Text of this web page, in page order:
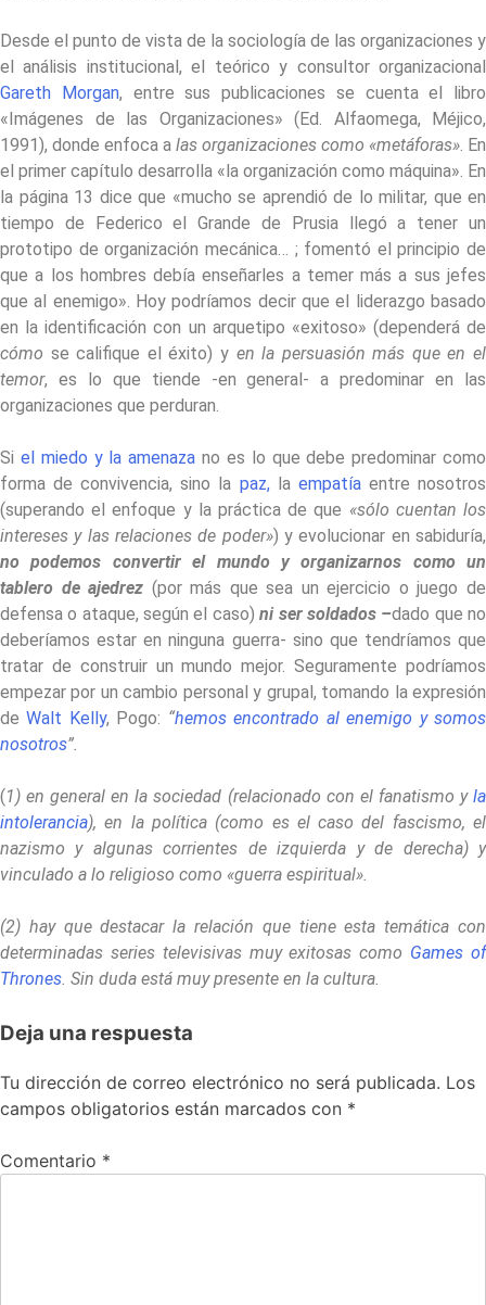
Desde el punto de vista de la sociología de las organizaciones y
el análisis institucional, el teórico y consultor organizacional
Gareth Morgan, entre sus publicaciones se cuenta el libro
«Imágenes de las Organizaciones» (Ed. Alfaomega, Méjico,
1991), donde enfoca a las organizaciones como «metáforas». En
el primer capítulo desarrolla «la organización como máquina». En
la página 13 dice que «mucho se aprendió de lo militar, que en
tiempo de Federico el Grande de Prusia llegó a tener un
prototipo de organización mecánica… ; fomentó el principio de
que a los hombres debía enseñarles a temer más a sus jefes
que al enemigo». Hoy podríamos decir que el liderazgo basado
en la identificación con un arquetipo «exitoso» (dependerá de
cómo se califique el éxito) y en la persuasión más que en el
temor, es lo que tiende -en general- a predominar en las
organizaciones que perduran.
Si el miedo y la amenaza no es lo que debe predominar como
forma de convivencia, sino la paz,la empatíaentre nosotros
(superando el enfoque y la práctica de que «sólo cuentan los
intereses y las relaciones de poder») y evolucionar en sabiduría,
no podemos convertir el mundo y organizarnos como un
tablero de ajedrez (por más que sea un ejercicio o juego de
defensa o ataque, según el caso) ni ser soldados –dado que no
deberíamos estar en ninguna guerra- sino que tendríamos que
tratar de construir un mundo mejor. Seguramente podríamos
empezar por un cambio personal y grupal, tomando la expresión
deWalt Kelly, Pogo: “hemos encontrado al enemigo y somos
nosotros”.
(1) en general en la sociedad (relacionado con el fanatismo y la
intolerancia), en la política (como es el caso del fascismo, el
nazismo y algunas corrientes de izquierda y de derecha) y
vinculado a lo religioso como «guerra espiritual».
(2) hay que destacar la relación que tiene esta temática con
determinadas series televisivas muy exitosas como Games of
Thrones. Sin duda está muy presente en la cultura.
Deja una respuesta
Tu dirección de correo electrónico no será publicada. Los
campos obligatorios están marcados con *
Comentario *